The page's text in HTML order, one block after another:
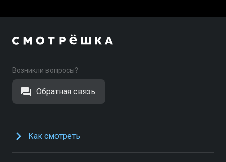
Возникли вопросы?
Обратная связь
Как смотреть